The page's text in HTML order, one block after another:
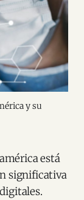
y su
está
significativa